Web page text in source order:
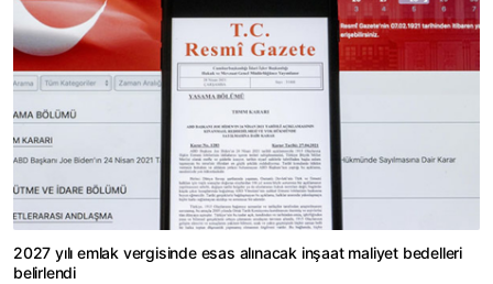
2027 yılı emlak vergisinde esas alınacak inşaat maliyet bedelleri
belirlendi